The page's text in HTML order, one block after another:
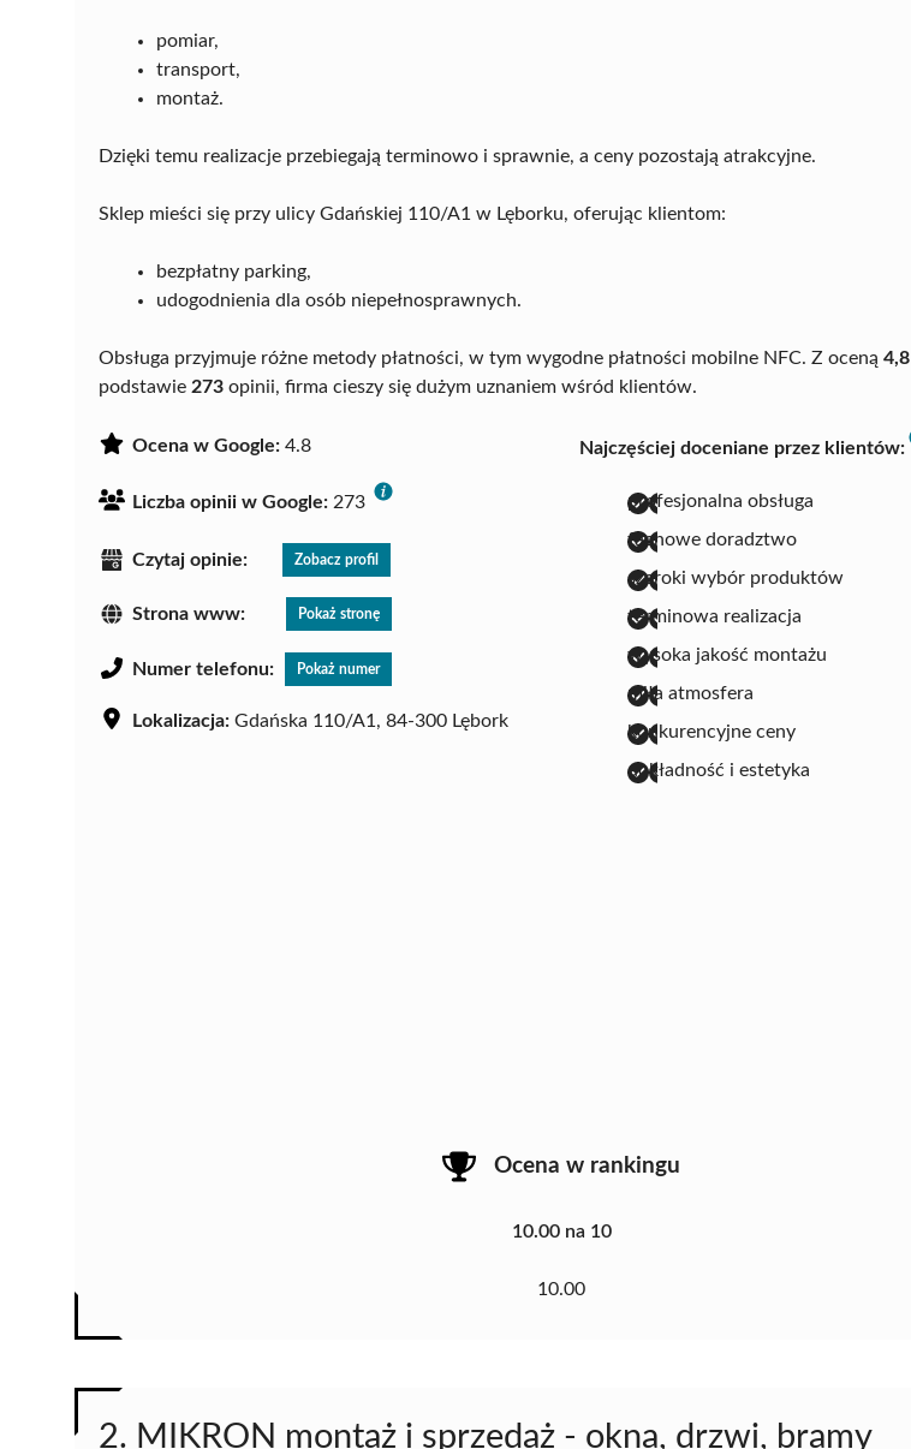
pomiar,
transport,
montaż.
Dzięki temu realizacje przebiegają terminowo i sprawnie, a ceny pozostają atrakcyjne.
Sklep mieści się przy ulicy Gdańskiej 110/A1 w Lęborku, oferując klientom:
bezpłatny parking,
udogodnienia dla osób niepełnosprawnych.
Obsługa przyjmuje różne metody płatności, w tym wygodne płatności mobilne NFC. Z oceną 4,8
podstawie 273 opinii, firma cieszy się dużym uznaniem wśród klientów.
Ocena w Google: 4.8
Liczba opinii w Google: 273
Czytaj opinie: Zobacz profil
Strona www: Pokaż stronę
Numer telefonu: Pokaż numer
Lokalizacja: Gdańska 110/A1, 84-300 Lębork
Najczęściej doceniane przez klientów:
profesjonalna obsługa
fachowe doradztwo
szeroki wybór produktów
terminowa realizacja
wysoka jakość montażu
miła atmosfera
konkurencyjne ceny
dokładność i estetyka
Ocena w rankingu
10.00 na 10
10.00
2. MIKRON montaż i sprzedaż - okna, drzwi, bramy